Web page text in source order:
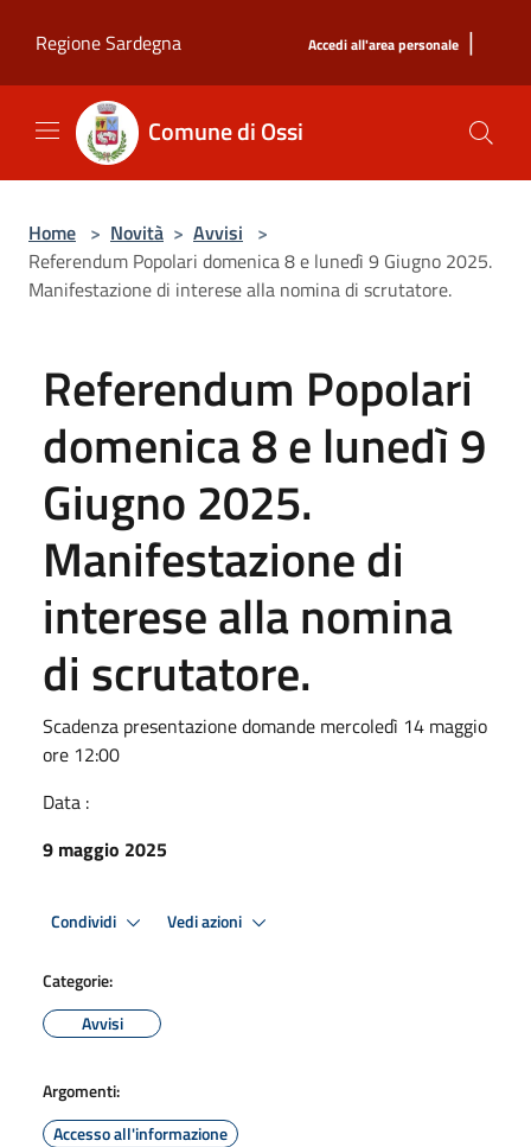
Regione Sardegna
Accedi all'area personale |
Comune di Ossi
Home > Novità > Avvisi >
Referendum Popolari domenica 8 e lunedì 9 Giugno 2025.
Manifestazione di interese alla nomina di scrutatore.
Referendum Popolari
domenica 8 e lunedì 9
Giugno 2025.
Manifestazione di
interese alla nomina
di scrutatore.
Scadenza presentazione domande mercoledì 14 maggio
ore 12:00
Data :
9 maggio 2025
Condividi Vedi azioni
Categorie:
Avvisi
Argomenti:
Accesso all'informazione